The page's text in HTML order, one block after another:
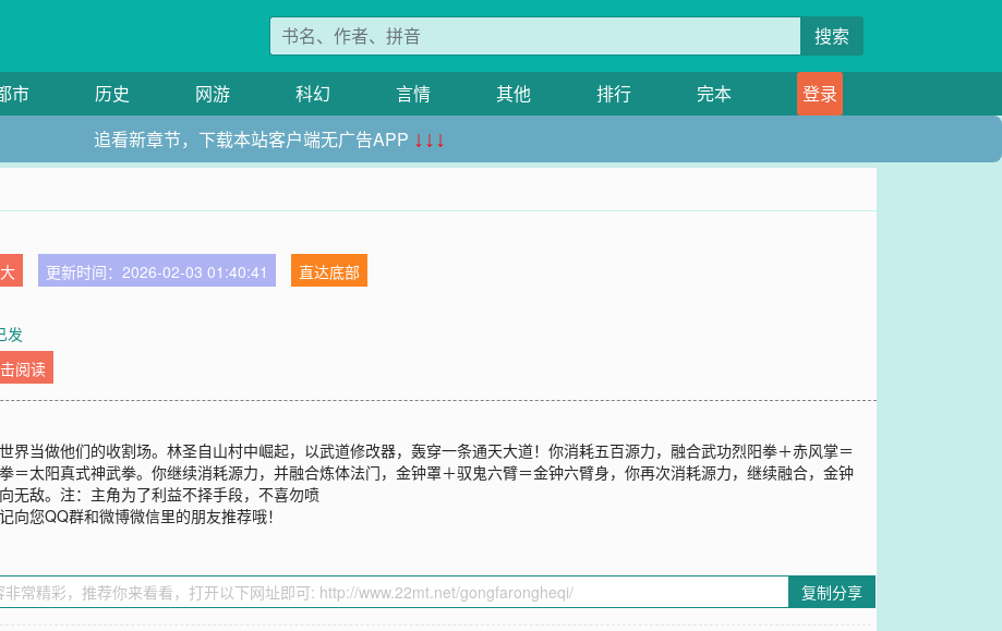
搜索
市 历史 网游 科幻 言情 其他 排行 完本
登录
追看新章节，下载本站客户端无广告APP ↓↓↓
更新时间：2026-02-03 01:40:41
直达底部
发
阅读
界当做他们的收割场。林圣自山村中崛起，以武道修改器，轰穿一条通天大道！你消耗五百源力，融合武功烈阳拳＋赤风掌＝
＝太阳真式神武拳。你继续消耗源力，并融合炼体法门，金钟罩＋驭鬼六臂＝金钟六臂身，你再次消耗源力，继续融合，金钟
无敌。注：主角为了利益不择手段，不喜勿喷
向您QQ群和微博微信里的朋友推荐哦！
复制分享